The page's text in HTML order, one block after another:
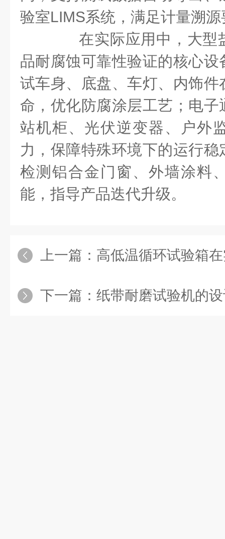
验室LIMS系统，满足计量溯源
在实际应用中，大型
品耐腐蚀可靠性验证的核心
试车身、底盘、车灯、内饰
命，优化防腐涂层工艺；电
站机柜、光伏逆变器、户外
力，保障特殊环境下的运行
检测铝合金门窗、外墙涂料
能，指导产品迭代升级。
上一篇： 高低温循环试验箱在
下一篇： 纸带耐磨试验机的